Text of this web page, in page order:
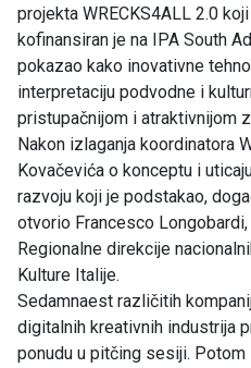
projekta WRECKS4ALL 2.0
kofinansiran je na IPA South
pokazao kako inovativne
interpretaciju podvodne i
pristupačnijom i atraktivnijom
Nakon izlaganja koordinatora
Kovačevića o konceptu i
razvoju koji je podstakao,
otvorio Francesco
Regionalne direkcije
Kulture Italije.
Sedamnaest različitih
digitalnih kreativnih industrija
ponudu u pitčing sesiji.